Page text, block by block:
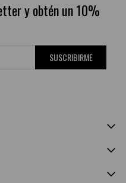
y obtén un 10%
SUSCRIBIRME